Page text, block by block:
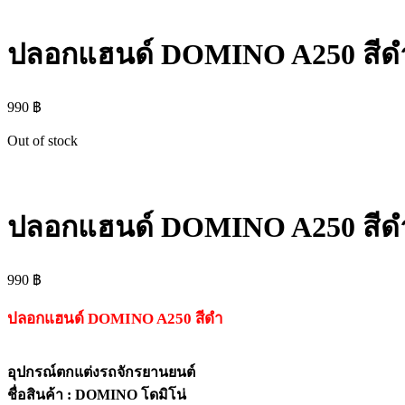
ปลอกแฮนด์ DOMINO A250 สีด
990 ฿
Out of stock
ปลอกแฮนด์ DOMINO A250 สีด
990 ฿
ปลอกแฮนด์ DOMINO A250 สีดำ
อุปกรณ์ตกแต่งรถจักรยานยนต์
ชื่อสินค้า : DOMINO โดมิโน่